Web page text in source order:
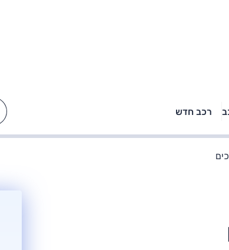
רכב חדש
טויוטה ראב 4, קיה
לונג ויונדאי
הכביש
רכבי הסלבס: על מה נוסע